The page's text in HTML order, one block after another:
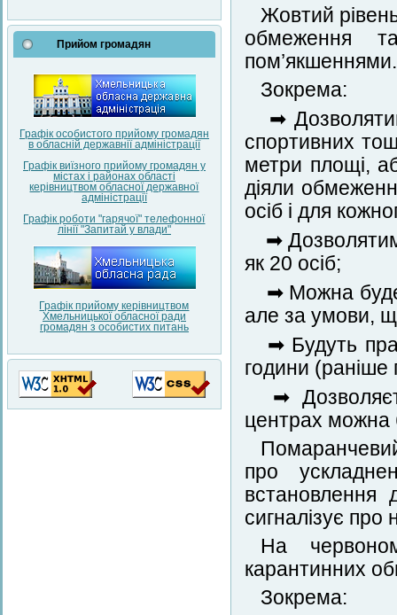
Прийом громадян
Графік особистого прийому громадян
в обласній державнії адміністрації
Графік виїзного прийому громадян у
містах і районах області
керівництвом обласної державної
адміністрації
Графік роботи "гарячої" телефонної
лінії "Запитай у влади"
Графік прийому керівництвом
Хмельницької обласної ради
громадян з особистих питань
Жовтий рівень
обмеження
пом’якшеннями.
Зокрема:
➡
спортивних
метри площі,
діяли
осіб і для
➡
як 20 осіб;
➡ Можна буде
але за умови,
➡ Будуть
години
➡
центрах можна
про
встановлення
сигналізує
На
карантинних
Зокрема: